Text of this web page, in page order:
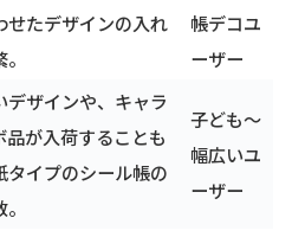
せたデザインの入れ
帳デコユ
ーザー
デザインや、キャラ
品が入荷することも
タイプのシール帳の
子ども〜
幅広いユ
ーザー